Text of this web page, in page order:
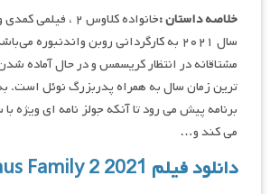
خلاصه داستان :
خانواده کلاوس ۲ ،
سال ۲۰۲۱ به کارگردانی روبن واندنبوره
مشتاقانه در انتظار کریسمس و در حال آماده
ترین زمان سال به همراه پدربزرگ نوئل است.
برنامه پیش می رود تا آنکه جولز نامه ای ویژه
می کند و…
دانلود فیلم The Claus Family 2 2021